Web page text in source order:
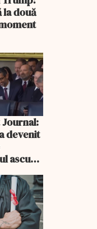
la două
devenit
ascuns